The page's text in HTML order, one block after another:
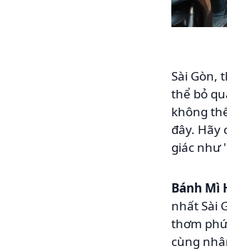
Sài Gòn,
thể bỏ
không
đây. Hãy
giác như
Bánh Mì
nhất Sài
thơm
cùng